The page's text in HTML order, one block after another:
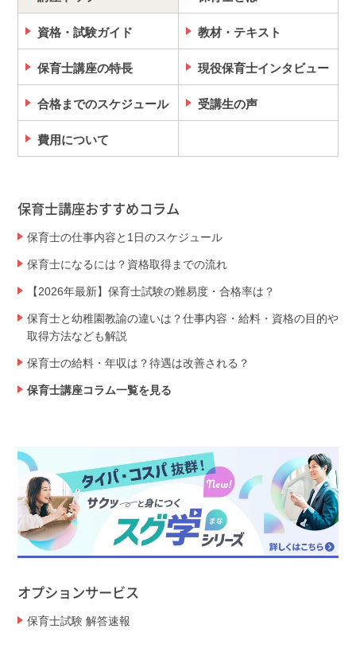
資格・試験ガイド 教材・テキスト
保育士講座の特長 現役保育士インタビュー
合格までのスケジュール 受講生の声
費用について
保育士講座おすすめコラム
保育士の仕事内容と1日のスケジュール
保育士になるには？資格取得までの流れ
【2026年最新】保育士試験の難易度・合格率は？
保育士と幼稚園教諭の違いは？仕事内容・給料・資格の目的や
取得方法なども解説
保育士の給料・年収は？待遇は改善される？
保育士講座コラム一覧を見る
オプションサービス
保育士試験 解答速報